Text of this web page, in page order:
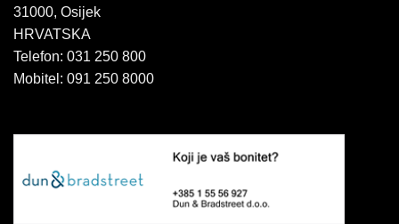
31000, Osijek
HRVATSKA
Telefon: 031 250 800
Mobitel: 091 250 8000